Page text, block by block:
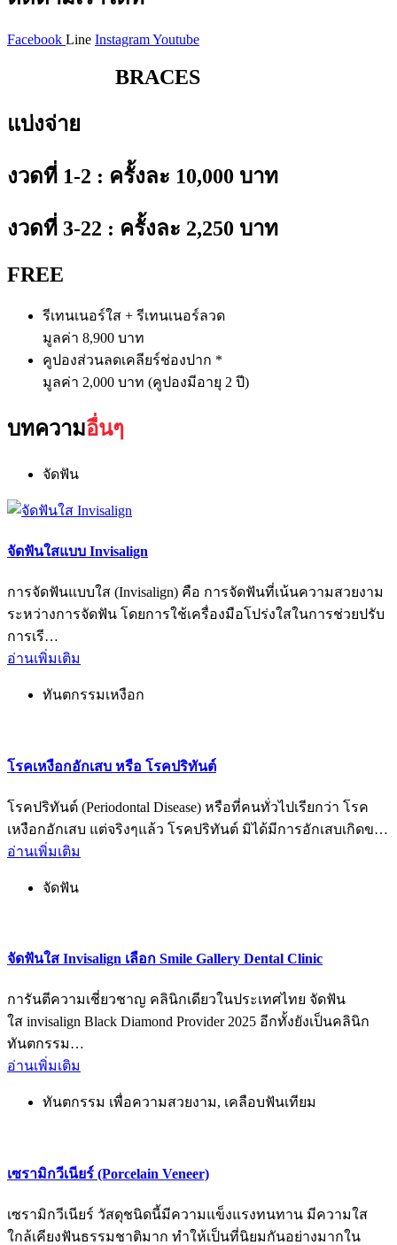
Facebook Line InstagramYoutube
BRACES
แบ่งจ่าย
งวดที่ 1-2 : ครั้งละ 10,000 บาท
งวดที่ 3-22 : ครั้งละ 2,250 บาท
FREE
รีเทนเนอร์ใส + รีเทนเนอร์ลวด
มูลค่า 8,900 บาท
คูปองส่วนลดเคลียร์ช่องปาก *
มูลค่า 2,000 บาท (คูปองมีอายุ 2 ปี)
บทความอื่นๆ
จัดฟัน
จัดฟันใสแบบ Invisalign
การจัดฟันแบบใส (Invisalign) คือ การจัดฟันที่เน้นความสวยงาม
ระหว่างการจัดฟัน โดยการใช้เครื่องมือโปร่งใสในการช่วยปรับ
การเรี…
อ่านเพิ่มเติม
ทันตกรรมเหงือก
โรคเหงือกอักเสบ หรือ โรคปริทันต์
โรคปริทันต์ (Periodontal Disease) หรือที่คนทั่วไปเรียกว่า โรค
เหงือกอักเสบ แต่จริงๆแล้ว โรคปริทันต์ มิได้มีการอักเสบเกิดข…
อ่านเพิ่มเติม
จัดฟัน
จัดฟันใส Invisalign เลือก Smile Gallery Dental Clinic
การันตีความเชี่ยวชาญ คลินิกเดียวในประเทศไทย จัดฟัน
ใส invisalign Black Diamond Provider 2025 อีกทั้งยังเป็นคลินิก
ทันตกรรม…
อ่านเพิ่มเติม
ทันตกรรม เพื่อความสวยงาม, เคลือบฟันเทียม
เซรามิกวีเนียร์ (Porcelain Veneer)
เซรามิกวีเนียร์ วัสดุชนิดนี้มีความแข็งแรงทนทาน มีความใส
ใกล้เคียงฟันธรรมชาติมาก ทำให้เป็นที่นิยมกันอย่างมากใน